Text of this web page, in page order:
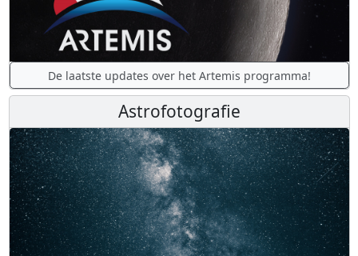
De laatste updates over het Artemis programma!
Astrofotografie